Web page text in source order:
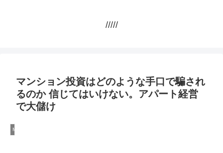
/////
マンション投資はどのような手口で騙され
るのか 信じてはいけない。アパート経営
で大儲け
Money